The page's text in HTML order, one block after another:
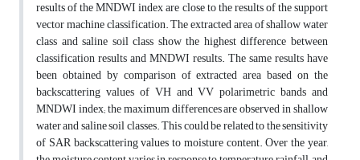
results of the MNDWI index are close to the results of the support
vector machine classification. The extracted area of shallow water
class and saline soil class show the highest difference between
classification results and MNDWI results. The same results have
been obtained by comparison of extracted area based on the
backscattering values of VH and VV polarimetric bands and
MNDWI index; the maximum differences are observed in shallow
water and saline soil classes. This could be related to the sensitivity
of SAR backscattering values to moisture content. Over the year,